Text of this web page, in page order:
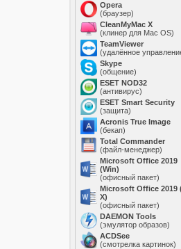
Opera
(браузер)
CleanMyMac X
(клинер для Mac OS)
TeamViewer
(удалённое
Skype
(общение)
ESET NOD32
(антивирус)
ESET Smart Security
(защита)
Acronis True Image
(бекап)
Total Commander
(файл-менеджер)
Microsoft Office 2019
(Win)
(офисный пакет)
Microsoft Office 2019
X)
(офисный пакет)
DAEMON Tools
(эмулятор образов)
ACDSee
(смотрелка картинок)